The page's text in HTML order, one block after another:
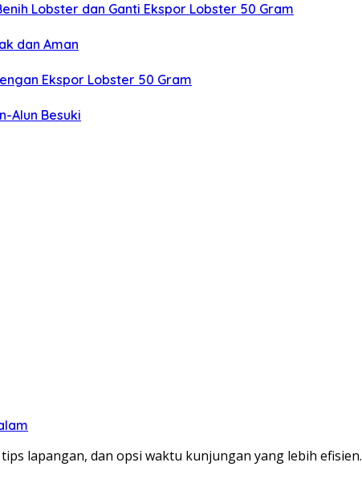
Lobster dan Ganti Ekspor Lobster 50 Gram
dan Aman
Ekspor Lobster 50 Gram
Alun Besuki
lapangan, dan opsi waktu kunjungan yang lebih efisien.